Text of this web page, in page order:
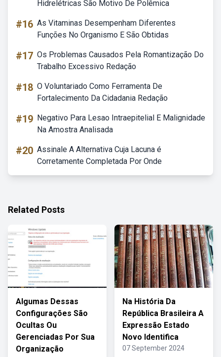
Hidrelétricas São Motivo De Polêmica
#16 As Vitaminas Desempenham Diferentes
Funções No Organismo E São Obtidas
#17 Os Problemas Causados Pela Romantização Do
Trabalho Excessivo Redação
#18 O Voluntariado Como Ferramenta De
Fortalecimento Da Cidadania Redação
#19 Negativo Para Lesao Intraepitelial E Malignidade
Na Amostra Analisada
#20 Assinale A Alternativa Cuja Lacuna é
Corretamente Completada Por Onde
Related Posts
Algumas Dessas
Configurações São
Ocultas Ou
Gerenciadas Por Sua
Organização
Na História Da
República Brasileira A
Expressão Estado
Novo Identifica
07 September 2024